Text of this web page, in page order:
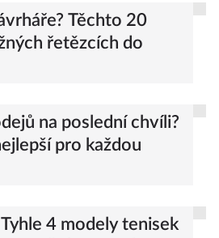
Těchto 20
řetězcích do
na poslední chvíli?
pro každou
4 modely tenisek